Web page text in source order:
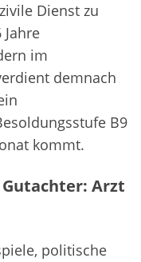
Dienst zu
im
demnach
B9
kommt.
Arzt
politische